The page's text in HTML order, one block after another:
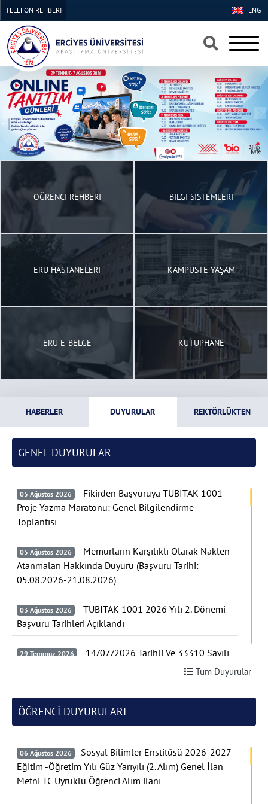
×
×
ENG
TELEFON REHBERİ
ÖĞRENCİ REHBERİ BİLGİ SİSTEMLERİ
ERÜ HASTANELERİ KAMPÜSTE YAŞAM
ERÜ E-BELGE KÜTÜPHANE
HABERLER DUYURULAR REKTÖRLÜKTEN
Üniversitemiz Akademisyenlerinden Türkiye’de Bir İlk: DEHB ve
GENEL DUYURULAR
05 Ağustos 2026
Fikirden Başvuruya TÜBİTAK 1001
Proje Yazma Maratonu: Genel Bilgilendirme
Toplantısı
05 Ağustos 2026
Memurların Karşılıklı Olarak Naklen
Atanmaları Hakkında Duyuru (Başvuru Tarihi:
05.08.2026-21.08.2026)
03 Ağustos 2026
TÜBİTAK 1001 2026 Yılı 2. Dönemi
Başvuru Tarihleri Açıklandı
29 Temmuz 2026
14/07/2026 Tarihli Ve 33310 Sayılı
Resmi Gazete 1045 Ve 1072 Nolu İlanlar İçin
Resmi Gazete İptal İlanı
27 Temmuz 2026
TÜBİTAK 1001 Programı
Programı Ortak Çağrısı” Açılıyor
27 Temmuz 2026
TÜBİTAK 2237-Bilimsel Eğitim
Tüm Duyurular
ÖĞRENCİ DUYURULARI
06 Ağustos 2026
Sosyal Bilimler Enstitüsü 2026-2027
Eğitim -Öğretim Yılı Güz Yarıyılı (2. Alım) Genel İlan
Metni TC Uyruklu Öğrenci Alım ilanı